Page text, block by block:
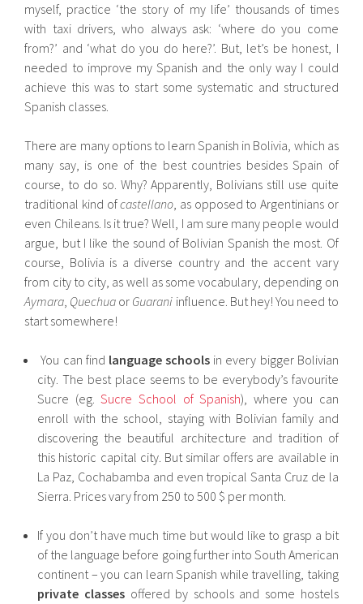
myself, practice ‘the story of my life’ thousands of times
with taxi drivers, who always ask: ‘where do you come
from?’ and ‘what do you do here?’. But, let’s be honest, I
needed to improve my Spanish and the only way I could
achieve this was to start some systematic and structured
Spanish classes.
There are many options to learn Spanish in Bolivia, which as
many say, is one of the best countries besides Spain of
course, to do so. Why? Apparently, Bolivians still use quite
traditional kind ofcastellano, as opposed to Argentinians or
even Chileans. Is it true? Well, I am sure many people would
argue, but I like the sound of Bolivian Spanish the most. Of
course, Bolivia is a diverse country and the accent vary
from city to city, as well as some vocabulary, depending on
Aymara, Quechua or Guarani influence. But hey! You need to
start somewhere!
You can find language schools in every bigger Bolivian
city. The best place seems to be everybody’s favourite
Sucre (eg.Sucre School of Spanish), where you can
enroll with the school, staying with Bolivian family and
discovering the beautiful architecture and tradition of
this historic capital city. But similar offers are available in
La Paz, Cochabamba and even tropical Santa Cruz de la
Sierra. Prices vary from 250 to 500 $ per month.
If you don’t have much time but would like to grasp a bit
of the language before going further into South American
continent – you can learn Spanish while travelling, taking
private classesoffered by schools and some hostels